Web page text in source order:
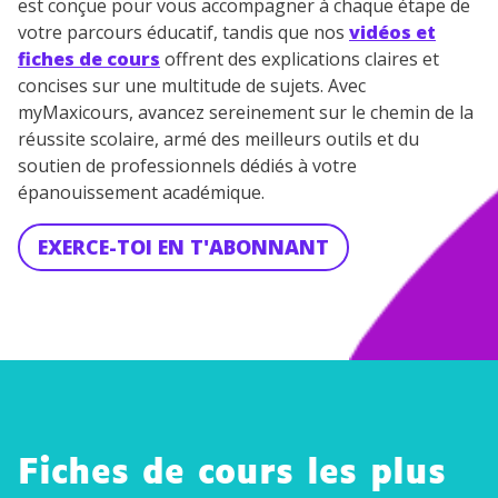
est conçue pour vous accompagner à chaque étape de
votre parcours éducatif, tandis que nos vidéos et
fiches de cours offrent des explications claires et
concises sur une multitude de sujets. Avec
myMaxicours, avancez sereinement sur le chemin de la
réussite scolaire, armé des meilleurs outils et du
soutien de professionnels dédiés à votre
épanouissement académique.
EXERCE-TOI EN T'ABONNANT
Fiches de cours les plus